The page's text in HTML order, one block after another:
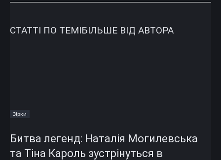
СТАТТІ ПО ТЕМІБІЛЬШЕ ВІД АВТОРА
Зірки
Битва легенд: Наталія Могилевська
та Тіна Кароль зустрінуться в